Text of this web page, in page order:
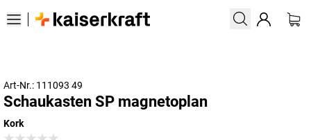
Art-Nr.: 111093 49
Schaukasten SP magnetoplan
Kork